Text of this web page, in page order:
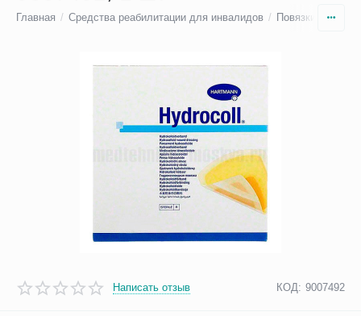
Главная / Средства реабилитации для инвалидов / Повязки для
Написать отзыв КОД: 9007492